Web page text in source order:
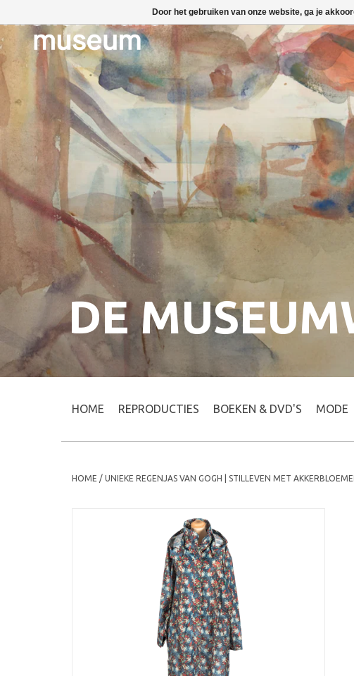
DE
HOME REPRODUCTIES BOEKEN & DVD'S MODE
HOME / UNIEKE REGENJAS VAN GOGH | STILLEVEN MET
Door het gebruiken van onze website, ga je